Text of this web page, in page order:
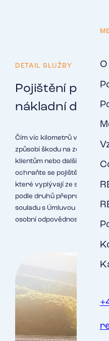
DETAIL SLUŽBY
Pojištění pro
nákladní
Čím víc kilometrů vaši řidiči
způsobí škodu na zdraví či
klientům nebo dalším lidem.
ochraňte se pojištěním na
které vyplývají ze smluv s
podle druhů
souladu s Úmluvou CMR a
osobní odpovědnost.